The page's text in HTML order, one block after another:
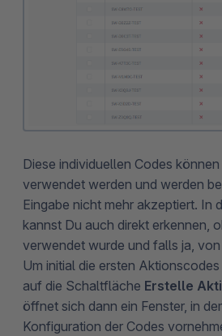
Diese individuellen Codes
verwendet werden und werden
Eingabe nicht mehr akzeptiert. In
kannst Du auch direkt erkennen,
verwendet wurde und falls ja,
Um initial die ersten
auf die Schaltfläche Erstelle
öffnet sich dann ein Fenster, in
Konfiguration der Codes